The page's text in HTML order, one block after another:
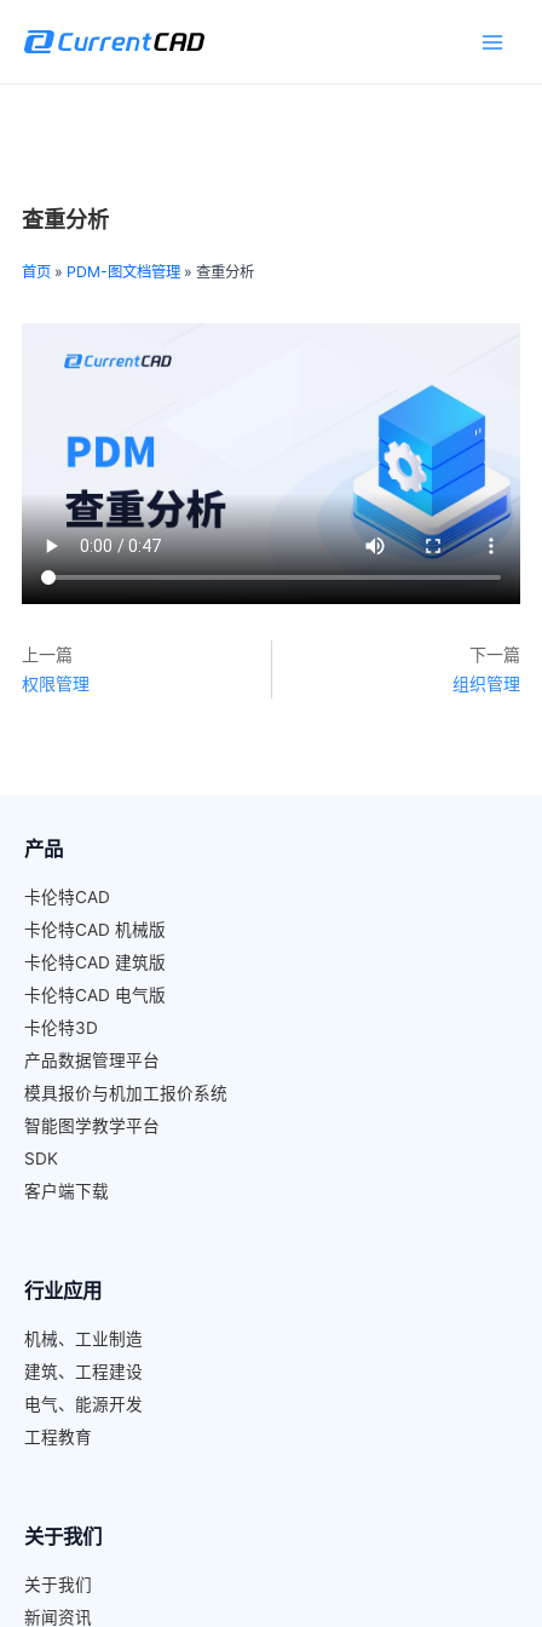
查重分析
首页» PDM-图文档管理» 查重分析
上一篇
权限管理
下一篇
组织管理
产品
卡伦特CAD
卡伦特CAD 机械版
卡伦特CAD 建筑版
卡伦特CAD 电气版
卡伦特3D
产品数据管理平台
模具报价与机加工报价系统
智能图学教学平台
SDK
客户端下载
行业应用
机械、工业制造
建筑、工程建设
电气、能源开发
工程教育
关于我们
关于我们
新闻资讯